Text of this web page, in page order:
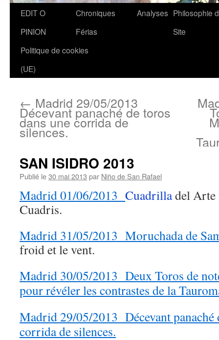
Aller
contenu
EDIT O
PINION
Chroniques
Férias
Analyses Philosophie
Site
Politique de cookies
(UE)
← Madrid 29/05/2013
Décevant panaché de toros
dans une corrida de
silences.
SAN ISIDRO 2013
Publié le30 mai 2013 par Niño de San Rafael
Madrid 01/06/2013 Cuadrilladel Arte
Cuadris.
Madrid 31/05/2013 Moruchada de
froid et le vent.
Madrid 30/05/2013 Deux Toros de
pour révéler les contrastes de la
Madrid 29/05/2013 Décevant panaché
corrida de silences.